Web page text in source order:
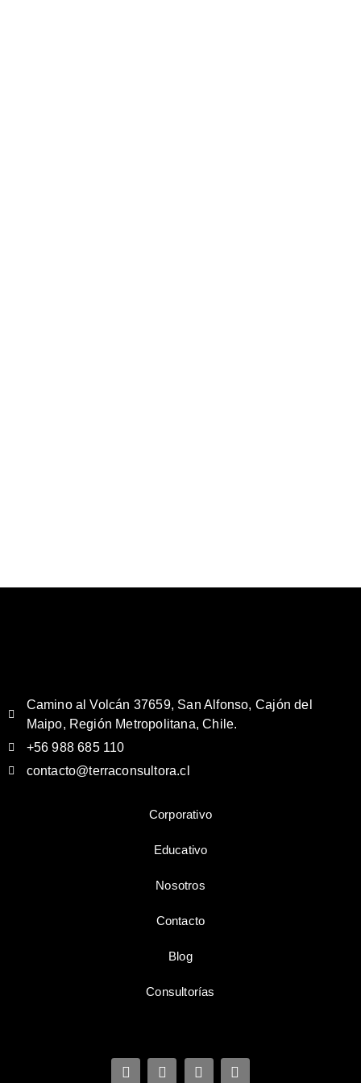
Camino al Volcán 37659, San Alfonso, Cajón del
Maipo, Región Metropolitana, Chile.
+56 988 685 110
contacto@terraconsultora.cl
Corporativo
Educativo
Nosotros
Contacto
Blog
Consultorías